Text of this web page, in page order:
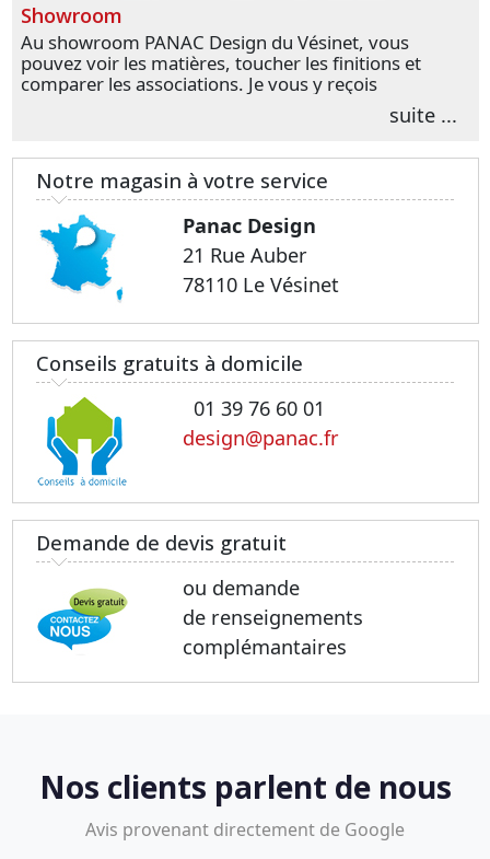
Showroom
Au showroom PANAC Design du Vésinet, vous
pouvez voir les matières, toucher les finitions et
comparer les associations. Je vous y reçois
personnellement pour parler de votre projet et
transformer vos premières idées en choix plussuite ...
Notre magasin à votre service
Panac Design
21 Rue Auber
78110 Le Vésinet
Conseils gratuits à domicile
01 39 76 60 01
design@panac.fr
Demande de devis gratuit
ou demande
de renseignements
complémantaires
Nos clients parlent de nous
Avis provenant directement de Google